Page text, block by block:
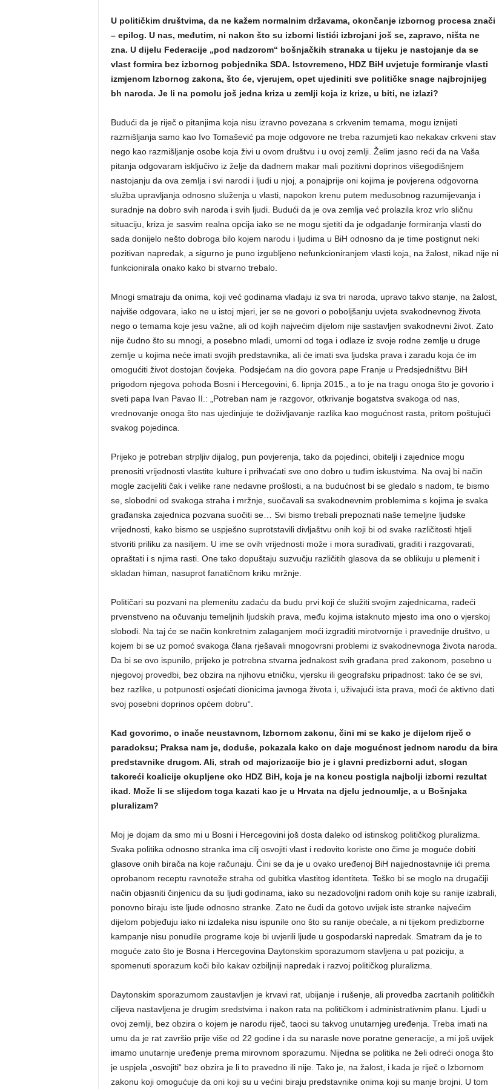
U političkim društvima, da ne kažem normalnim državama, okončanje izbornog procesa znači
– epilog. U nas, međutim, ni nakon što su izborni listići izbrojani još se, zapravo, ništa ne
zna. U dijelu Federacije „pod nadzorom“ bošnjačkih stranaka u tijeku je nastojanje da se
vlast formira bez izbornog pobjednika SDA. Istovremeno, HDZ BiH uvjetuje formiranje vlasti
izmjenom Izbornog zakona, što će, vjerujem, opet ujediniti sve političke snage najbrojnijeg
bh naroda. Je li na pomolu još jedna kriza u zemlji koja iz krize, u biti, ne izlazi?
Budući da je riječ o pitanjima koja nisu izravno povezana s crkvenim temama, mogu iznijeti
razmišljanja samo kao Ivo Tomašević pa moje odgovore ne treba razumjeti kao nekakav crkveni stav
nego kao razmišljanje osobe koja živi u ovom društvu i u ovoj zemlji. Želim jasno reći da na Vaša
pitanja odgovaram isključivo iz želje da dadnem makar mali pozitivni doprinos višegodišnjem
nastojanju da ova zemlja i svi narodi i ljudi u njoj, a ponajprije oni kojima je povjerena odgovorna
služba upravljanja odnosno služenja u vlasti, napokon krenu putem međusobnog razumijevanja i
suradnje na dobro svih naroda i svih ljudi. Budući da je ova zemlja već prolazila kroz vrlo sličnu
situaciju, kriza je sasvim realna opcija iako se ne mogu sjetiti da je odgađanje formiranja vlasti do
sada donijelo nešto dobroga bilo kojem narodu i ljudima u BiH odnosno da je time postignut neki
pozitivan napredak, a sigurno je puno izgubljeno nefunkcioniranjem vlasti koja, na žalost, nikad nije ni
funkcionirala onako kako bi stvarno trebalo.
Mnogi smatraju da onima, koji već godinama vladaju iz sva tri naroda, upravo takvo stanje, na žalost,
najviše odgovara, iako ne u istoj mjeri, jer se ne govori o poboljšanju uvjeta svakodnevnog života
nego o temama koje jesu važne, ali od kojih najvećim dijelom nije sastavljen svakodnevni život. Zato
nije čudno što su mnogi, a posebno mladi, umorni od toga i odlaze iz svoje rodne zemlje u druge
zemlje u kojima neće imati svojih predstavnika, ali će imati sva ljudska prava i zaradu koja će im
omogućiti život dostojan čovjeka. Podsjećam na dio govora pape Franje u Predsjedništvu BiH
prigodom njegova pohoda Bosni i Hercegovini, 6. lipnja 2015., a to je na tragu onoga što je govorio i
sveti papa Ivan Pavao II.: „Potreban nam je razgovor, otkrivanje bogatstva svakoga od nas,
vrednovanje onoga što nas ujedinjuje te doživljavanje razlika kao mogućnost rasta, pritom poštujući
svakog pojedinca.
Prijeko je potreban strpljiv dijalog, pun povjerenja, tako da pojedinci, obitelji i zajednice mogu
prenositi vrijednosti vlastite kulture i prihvaćati sve ono dobro u tuđim iskustvima. Na ovaj bi način
mogle zacijeliti čak i velike rane nedavne prošlosti, a na budućnost bi se gledalo s nadom, te bismo
se, slobodni od svakoga straha i mržnje, suočavali sa svakodnevnim problemima s kojima je svaka
građanska zajednica pozvana suočiti se… Svi bismo trebali prepoznati naše temeljne ljudske
vrijednosti, kako bismo se uspješno suprotstavili divljaštvu onih koji bi od svake različitosti htjeli
stvoriti priliku za nasiljem. U ime se ovih vrijednosti može i mora surađivati, graditi i razgovarati,
opraštati i s njima rasti. One tako dopuštaju suzvučju različitih glasova da se oblikuju u plemenit i
skladan himan, nasuprot fanatičnom kriku mržnje.
Političari su pozvani na plemenitu zadaću da budu prvi koji će služiti svojim zajednicama, radeći
prvenstveno na očuvanju temeljnih ljudskih prava, među kojima istaknuto mjesto ima ono o vjerskoj
slobodi. Na taj će se način konkretnim zalaganjem moći izgraditi mirotvornije i pravednije društvo, u
kojem bi se uz pomoć svakoga člana rješavali mnogovrsni problemi iz svakodnevnoga života naroda.
Da bi se ovo ispunilo, prijeko je potrebna stvarna jednakost svih građana pred zakonom, posebno u
njegovoj provedbi, bez obzira na njihovu etničku, vjersku ili geografsku pripadnost: tako će se svi,
bez razlike, u potpunosti osjećati dionicima javnoga života i, uživajući ista prava, moći će aktivno dati
svoj posebni doprinos općem dobru“.
Kad govorimo, o inače neustavnom, Izbornom zakonu, čini mi se kako je dijelom riječ o
paradoksu; Praksa nam je, doduše, pokazala kako on daje mogućnost jednom narodu da bira
predstavnike drugom. Ali, strah od majorizacije bio je i glavni predizborni adut, slogan
takoreći koalicije okupljene oko HDZ BiH, koja je na koncu postigla najbolji izborni rezultat
ikad. Može li se slijedom toga kazati kao je u Hrvata na djelu jednoumlje, a u Bošnjaka
pluralizam?
Moj je dojam da smo mi u Bosni i Hercegovini još dosta daleko od istinskog političkog pluralizma.
Svaka politika odnosno stranka ima cilj osvojiti vlast i redovito koriste ono čime je moguće dobiti
glasove onih birača na koje računaju. Čini se da je u ovako uređenoj BiH najjednostavnije ići prema
oprobanom receptu ravnoteže straha od gubitka vlastitog identiteta. Teško bi se moglo na drugačiji
način objasniti činjenicu da su ljudi godinama, iako su nezadovoljni radom onih koje su ranije izabrali,
ponovno biraju iste ljude odnosno stranke. Zato ne čudi da gotovo uvijek iste stranke najvećim
dijelom pobjeđuju iako ni izdaleka nisu ispunile ono što su ranije obećale, a ni tijekom predizborne
kampanje nisu ponudile programe koje bi uvjerili ljude u gospodarski napredak. Smatram da je to
moguće zato što je Bosna i Hercegovina Daytonskim sporazumom stavljena u pat poziciju, a
spomenuti sporazum koči bilo kakav ozbiljniji napredak i razvoj političkog pluralizma.
Daytonskim sporazumom zaustavljen je krvavi rat, ubijanje i rušenje, ali provedba zacrtanih političkih
ciljeva nastavljena je drugim sredstvima i nakon rata na političkom i administrativnim planu. Ljudi u
ovoj zemlji, bez obzira o kojem je narodu riječ, taoci su takvog unutarnjeg uređenja. Treba imati na
umu da je rat završio prije više od 22 godine i da su narasle nove poratne generacije, a mi još uvijek
imamo unutarnje uređenje prema mirovnom sporazumu. Nijedna se politika ne želi odreći onoga što
je uspjela „osvojiti“ bez obzira je li to pravedno ili nije. Tako je, na žalost, i kada je riječ o Izbornom
zakonu koji omogućuje da oni koji su u većini biraju predstavnike onima koji su manje brojni. U tom